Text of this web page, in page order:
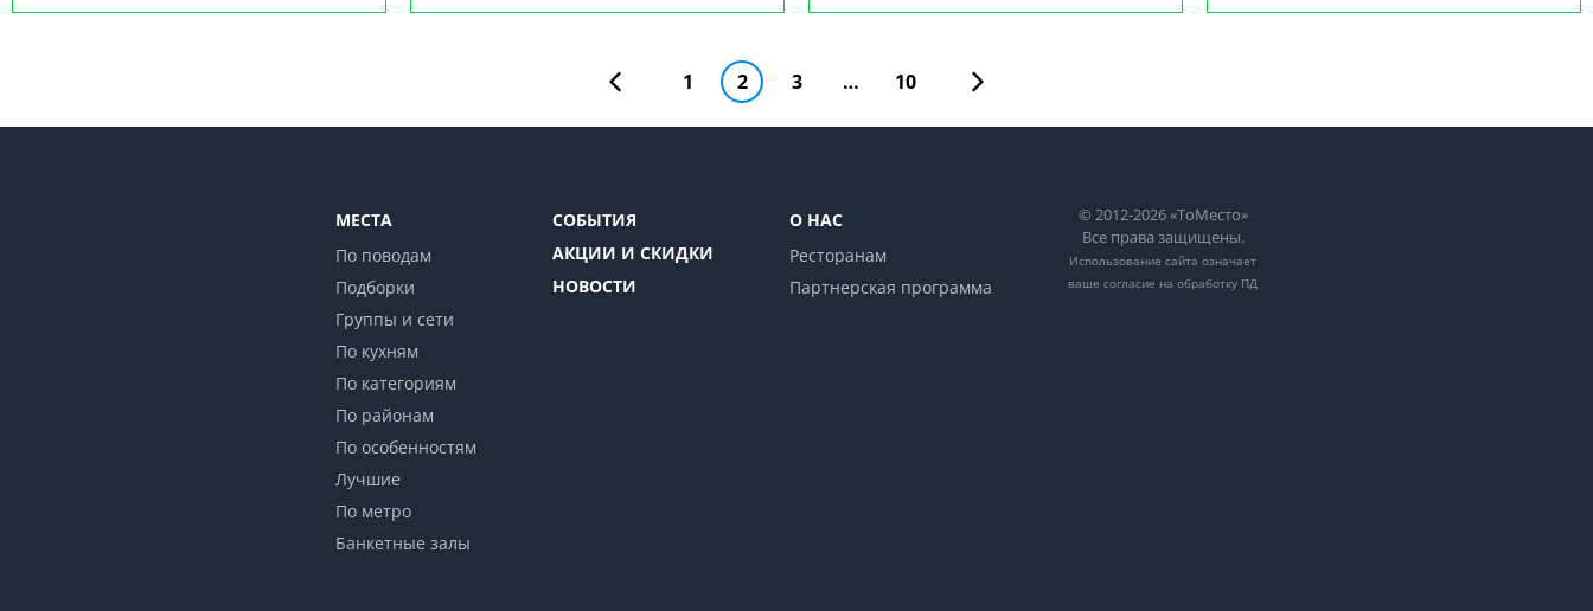
1 2 3 … 10
МЕСТА
По поводам
Подборки
Группы и сети
По кухням
По категориям
По районам
По особенностям
Лучшие
По метро
Банкетные залы
СОБЫТИЯ
АКЦИИ И СКИДКИ
НОВОСТИ
О НАС
Ресторанам
Партнерская программа
© 2012-2026 «ТоМесто»
Все права защищены.
Использование сайта означает
ваше согласие на обработку ПД